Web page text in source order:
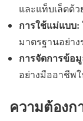
และแท็บเล็ตด้
การใช้แม่แบบ:
มาตรฐานอย่าง
การจัดการข้อ
อย่างมืออาชีพ
ความต้องก